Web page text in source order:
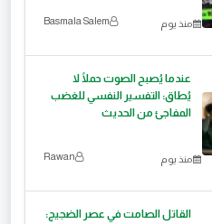
منذ يوم Basmala Salem
عندما يُصبح الصوت حملًا لا
يُطاق: التفسير النفسي للغضب
المفاجئ من الحديث
منذ يوم Rawan
القاتل الصامت في عصر الضجيج: